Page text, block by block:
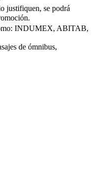
justifiquen, se podrá
INDUMEX, ABITAB,
de ómnibus,